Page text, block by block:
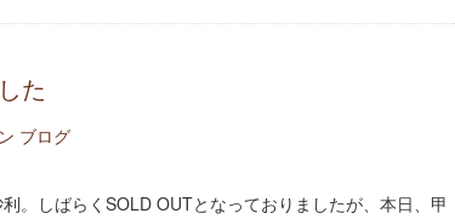
た
ブログ
。しばらくSOLD OUTとなっておりましたが、本日、甲